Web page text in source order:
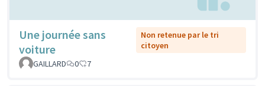
Une journée sans
voiture
Non retenue par le tri
citoyen
GAILLARD
0 7